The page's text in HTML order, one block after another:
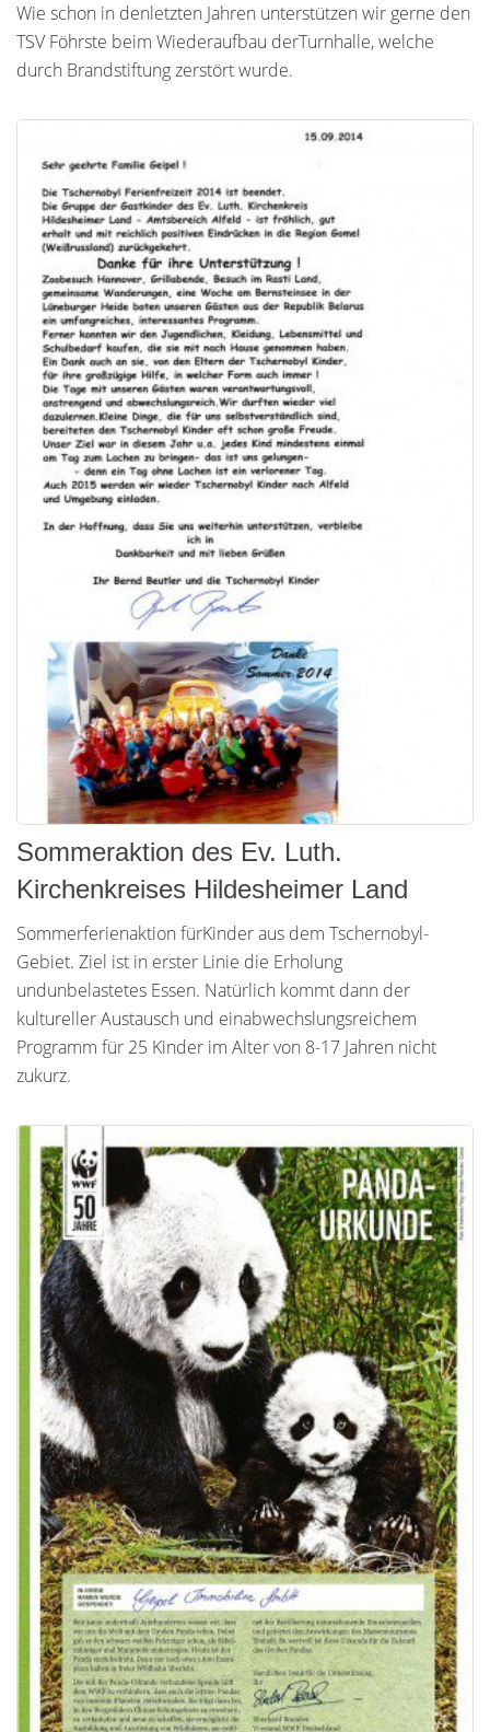
Wie schon in denletzten Jahren unterstützen wir gerne den
TSV Föhrste beim Wiederaufbau derTurnhalle, welche
durch Brandstiftung zerstört wurde.
Sommeraktion des Ev. Luth.
Kirchenkreises Hildesheimer Land
Sommerferienaktion fürKinder aus dem Tschernobyl-
Gebiet. Ziel ist in erster Linie die Erholung
undunbelastetes Essen. Natürlich kommt dann der
kultureller Austausch und einabwechslungsreichem
Programm für 25 Kinder im Alter von 8-17 Jahren nicht
zukurz.